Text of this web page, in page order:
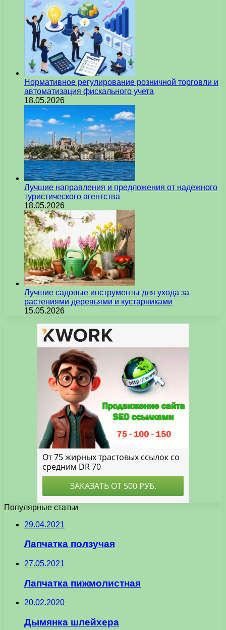
Нормативное регулирование розничной торговли и
автоматизация фискального учета
18.05.2026
Лучшие направления и предложения от надежного
туристического агентства
18.05.2026
Лучшие садовые инструменты для ухода за
растениями деревьями и кустарниками
15.05.2026
Популярные статьи
29.04.2021
Лапчатка ползучая
27.05.2021
Лапчатка пижмолистная
20.02.2020
Дымянка шлейхера